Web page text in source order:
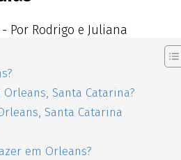
- Por Rodrigo e Juliana
Santa Catarina?
Santa Catarina
em Orleans?